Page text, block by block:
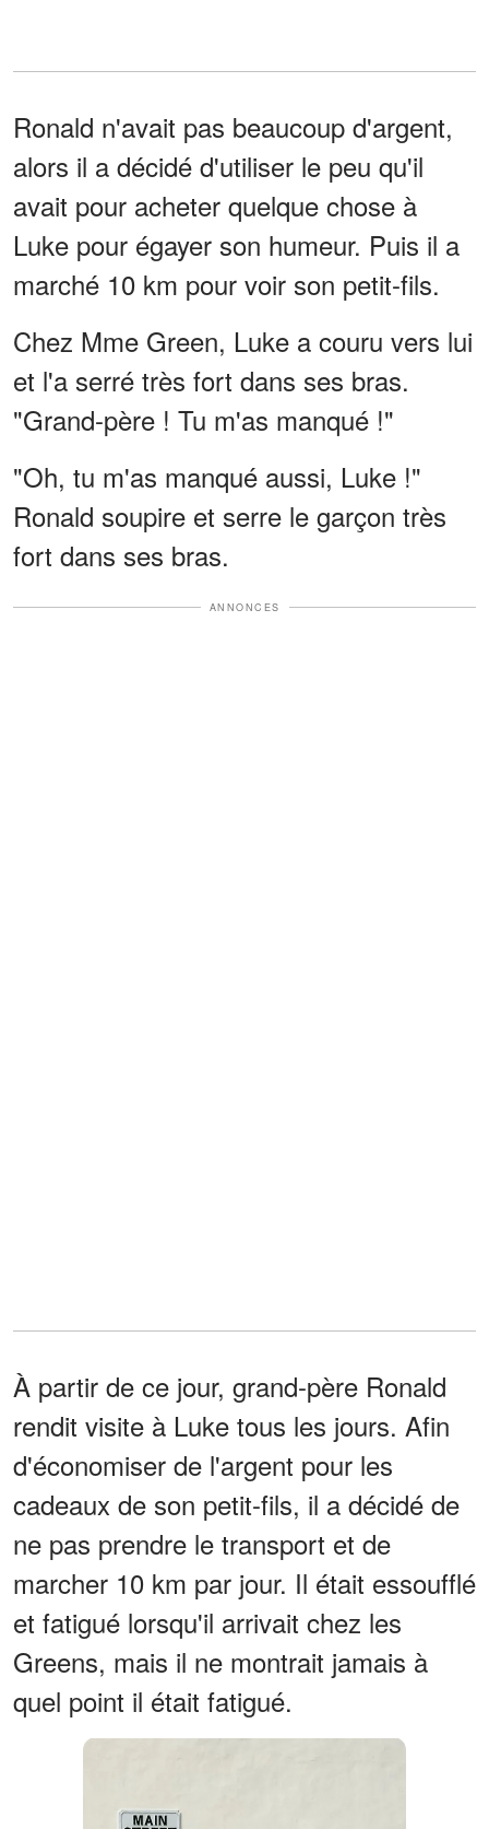
Ronald n'avait pas beaucoup d'argent,
alors il a décidé d'utiliser le peu qu'il
avait pour acheter quelque chose à
Luke pour égayer son humeur. Puis il a
marché 10 km pour voir son petit-fils.
Chez Mme Green, Luke a couru vers lui
et l'a serré très fort dans ses bras.
"Grand-père ! Tu m'as manqué !"
"Oh, tu m'as manqué aussi, Luke !"
Ronald soupire et serre le garçon très
fort dans ses bras.
ANNONCES
À partir de ce jour, grand-père Ronald
rendit visite à Luke tous les jours. Afin
d'économiser de l'argent pour les
cadeaux de son petit-fils, il a décidé de
ne pas prendre le transport et de
marcher 10 km par jour. Il était essoufflé
et fatigué lorsqu'il arrivait chez les
Greens, mais il ne montrait jamais à
quel point il était fatigué.